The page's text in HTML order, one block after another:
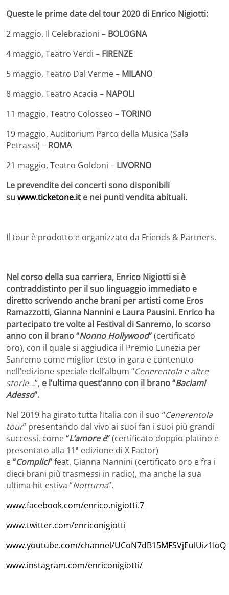
Queste le prime date del tour 2020 di Enrico Nigiotti:
2 maggio, Il Celebrazioni – BOLOGNA
4 maggio, Teatro Verdi – FIRENZE
5 maggio, Teatro Dal Verme – MILANO
8 maggio, Teatro Acacia – NAPOLI
11 maggio, Teatro Colosseo –TORINO
19 maggio, Auditorium Parco della Musica (Sala
Petrassi) – ROMA
21 maggio, Teatro Goldoni – LIVORNO
Le prevendite dei concerti sono disponibili
su www.ticketone.it e nei punti vendita abituali.
Il tour è prodotto e organizzato da Friends & Partners.
Nel corso della sua carriera, Enrico Nigiotti si è
contraddistinto per il suo linguaggio immediato e
diretto scrivendo anche brani per artisti come Eros
Ramazzotti, Gianna Nannini e Laura Pausini. Enrico ha
partecipato tre volte al Festival di Sanremo, lo scorso
anno con il brano “Nonno Hollywood”(certificato
oro), con il quale si aggiudica il Premio Lunezia per
Sanremo come miglior testo in gara e contenuto
nell’edizione speciale dell’album “Cenerentola e altre
storie…”, e l’ultima quest’anno con il brano “Baciami
Adesso”.
Nel 2019 ha girato tutta l’Italia con il suo “Cenerentola
tour” presentando dal vivo ai suoi fan i suoi più grandi
successi, come“L’amore è”(certificato doppio platino e
presentato alla 11ª edizione di X Factor)
e“Complici”feat. Gianna Nannini (certificato oro e fra i
dieci brani più trasmessi in radio), ma anche la sua
ultima hit estiva “Notturna”.
www.facebook.com/enrico.nigiotti.7
www.twitter.com/enriconigiotti
www.youtube.com/channel/UCoN7dB15MFSVjEulUiz1IoQ
www.instagram.com/enriconigiotti/